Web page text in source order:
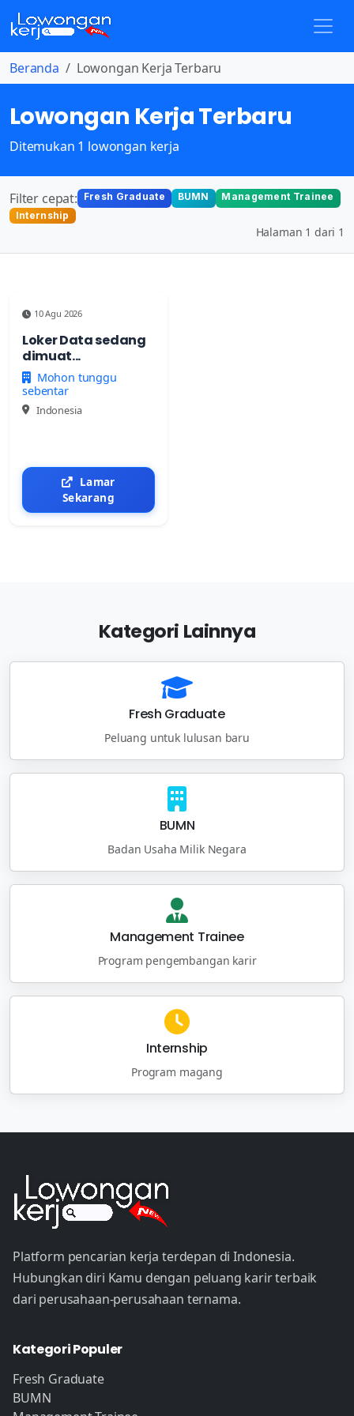
Beranda Lowongan Kerja Terbaru
Lowongan Kerja Terbaru
Ditemukan 1 lowongan kerja
Filter cepat: Fresh Graduate BUMN
Management Trainee
Internship
Halaman 1 dari 1
10 Agu 2026
Loker Data sedang
dimuat...
Mohon tunggu
sebentar
Indonesia
Lamar
Sekarang
Kategori Lainnya
Fresh Graduate
Peluang untuk lulusan baru
BUMN
Badan Usaha Milik Negara
Management Trainee
Program pengembangan karir
Internship
Program magang
Platform pencarian kerja terdepan di Indonesia.
Hubungkan diri Kamu dengan peluang karir terbaik
dari perusahaan-perusahaan ternama.
Kategori Populer
Fresh Graduate
BUMN